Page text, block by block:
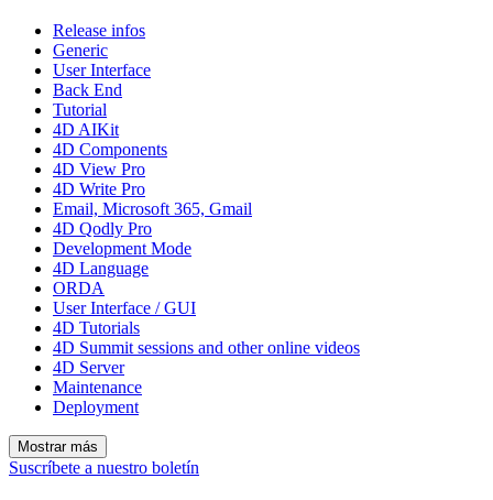
Release infos
Generic
User Interface
Back End
Tutorial
4D AIKit
4D Components
4D View Pro
4D Write Pro
Email, Microsoft 365, Gmail
4D Qodly Pro
Development Mode
4D Language
ORDA
User Interface / GUI
4D Tutorials
4D Summit sessions and other online videos
4D Server
Maintenance
Deployment
Mostrar más
Suscríbete a nuestro boletín